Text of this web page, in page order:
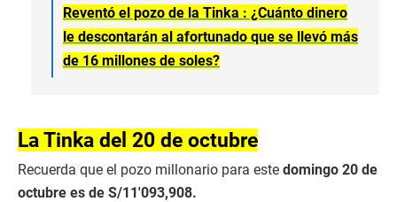
Reventó el pozo de la Tinka : ¿Cuánto dinero
le descontarán al afortunado que se llevó más
de 16 millones de soles?
La Tinka del 20 de octubre
Recuerda que el pozo millonario para este domingo 20 de
octubre es de S/11′093,908.